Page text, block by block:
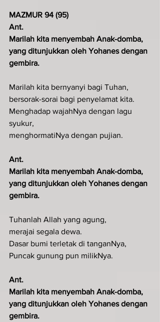
MAZMUR 94 (95)
Ant.
Marilah kita menyembah Anak-domba,
yang ditunjukkan oleh Yohanes dengan
gembira.
Marilah kita bernyanyi bagi Tuhan,
bersorak-sorai bagi penyelamat kita.
Menghadap wajahNya dengan lagu
syukur,
menghormatiNya dengan pujian.
Ant.
Marilah kita menyembah Anak-domba,
yang ditunjukkan oleh Yohanes dengan
gembira.
Tuhanlah Allah yang agung,
merajai segala dewa.
Dasar bumi terletak di tanganNya,
Puncak gunung pun milikNya.
Ant.
Marilah kita menyembah Anak-domba,
yang ditunjukkan oleh Yohanes dengan
gembira.